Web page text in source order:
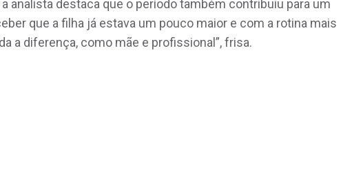
analista destaca que o período também contribuiu para um
que a filha já estava um pouco maior e com a rotina mais
a diferença, como mãe e profissional”, frisa.